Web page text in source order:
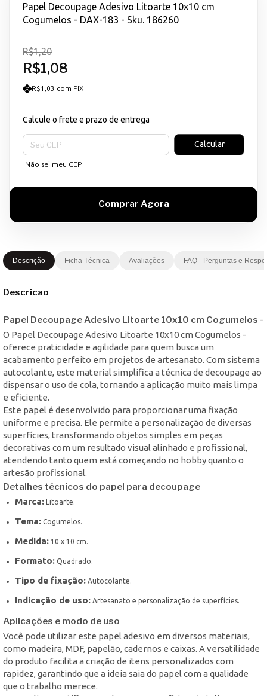
Papel Decoupage Adesivo Litoarte 10x10 cm
Cogumelos - DAX-183 - Sku. 186260
R$1,08
R$1,20
R$1,03 com PIX
Calcule o frete e prazo de entrega
Entregas para o CEP:
Calcular
Não sei meu CEP
Descrição Ficha Técnica Avaliações FAQ - Perguntas e
Descricao
Papel Decoupage Adesivo Litoarte 10x10 cm Cogumelos -
O Papel Decoupage Adesivo Litoarte 10x10 cm Cogumelos -
oferece praticidade e agilidade para quem busca um
acabamento perfeito em projetos de artesanato. Com sistema
autocolante, este material simplifica a técnica de decoupage ao
dispensar o uso de cola, tornando a aplicação muito mais limpa
e eficiente.
Este papel é desenvolvido para proporcionar uma fixação
uniforme e precisa. Ele permite a personalização de diversas
superfícies, transformando objetos simples em peças
decorativas com um resultado visual alinhado e profissional,
atendendo tanto quem está começando no hobby quanto o
artesão profissional.
Detalhes técnicos do papel para decoupage
Marca: Litoarte.
Tema: Cogumelos.
Medida: 10 x 10 cm.
Formato: Quadrado.
Tipo de fixação: Autocolante.
Indicação de uso: Artesanato e personalização de superfícies.
Aplicações e modo de uso
Você pode utilizar este papel adesivo em diversos materiais,
como madeira, MDF, papelão, cadernos e caixas. A versatilidade
do produto facilita a criação de itens personalizados com
rapidez, garantindo que a ideia saia do papel com a qualidade
que o trabalho merece.